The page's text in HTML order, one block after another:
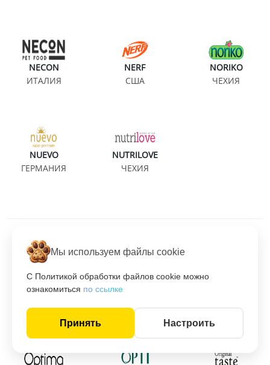
NECON
ИТАЛИЯ
NERF
США
NORIKO
ЧЕХИЯ
NUEVO
ГЕРМАНИЯ
NUTRILOVE
ЧЕХИЯ
ONLY
ONTO
Мы используем файлы cookie
С Политикой обработки файлов cookie можно
ознакомиться по ссылке
Принять Настроить